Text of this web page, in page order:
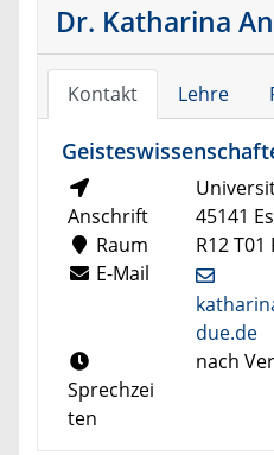
Dr. Katharina
Kontakt Lehre
Anschrift
45141
Raum
R12 T01
E-Mail
due.de
Sprechzei
ten
nach